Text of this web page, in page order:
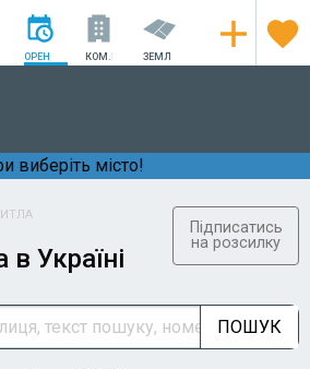
ОРЕНДА КОМ.НЕРУХОМІСТЬ
ЗЕМЛЯ
виберіть місто!
Підписатись
на розсилку
Україні
ПОШУК